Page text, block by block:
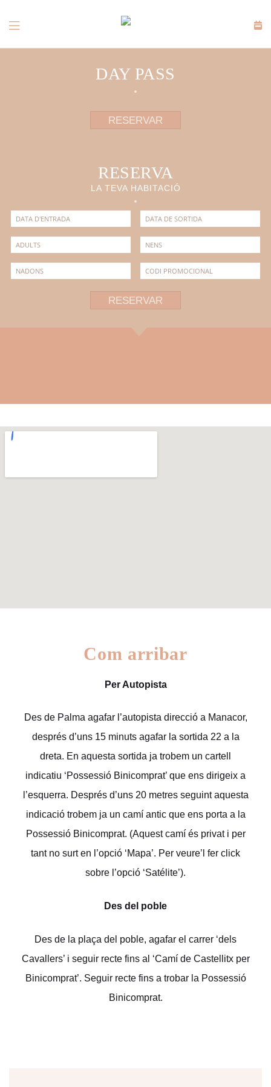
DAY PASS
RESERVAR
RESERVA
LA TEVA HABITACIÓ
RESERVAR
Com arribar
Per Autopista
Des de Palma agafar l’autopista direcció a Manacor,
després d’uns 15 minuts agafar la sortida 22 a la
dreta. En aquesta sortida ja trobem un cartell
indicatiu ‘Possessió Binicomprat’ que ens dirigeix a
l’esquerra. Després d’uns 20 metres seguint aquesta
indicació trobem ja un camí antic que ens porta a la
Possessió Binicomprat. (Aquest camí és privat i per
tant no surt en l’opció ‘Mapa’. Per veure’l fer click
sobre l’opció ‘Satélite’).
Des del poble
Des de la plaça del poble, agafar el carrer ‘dels
Cavallers’ i seguir recte fins al ‘Camí de Castellitx per
Binicomprat’. Seguir recte fins a trobar la Possessió
Binicomprat.